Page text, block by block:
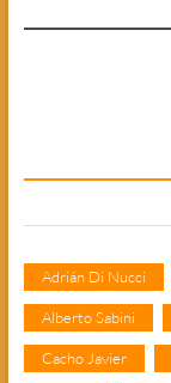
Adrián Di Nucci
Alberto Sabini
Cacho Javier